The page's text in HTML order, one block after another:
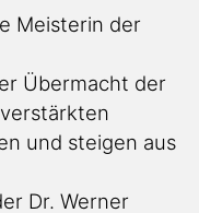
Meisterin der
Übermacht der
und steigen aus
Dr. Werner